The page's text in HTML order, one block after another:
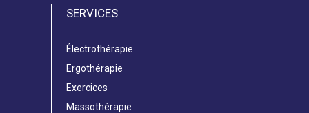
SERVICES
Électrothérapie
Ergothérapie
Exercices
Massothérapie